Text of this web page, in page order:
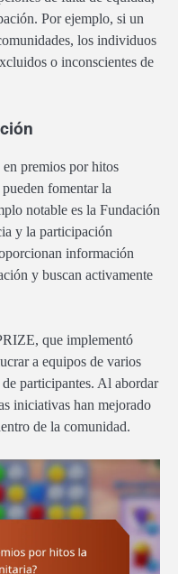
Por ejemplo, si un
los individuos
o inconscientes de
premios por hitos
fomentar la
notable es la Fundación
y la participación
información
y buscan activamente
que implementó
a equipos de varios
participantes. Al abordar
iniciativas han mejorado
de la comunidad.